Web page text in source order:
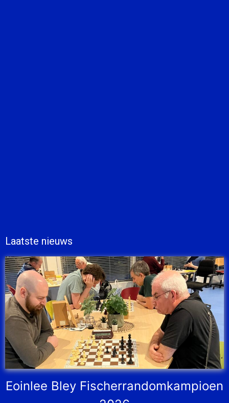
Laatste nieuws
Eoinlee Bley Fischerrandomkampioen